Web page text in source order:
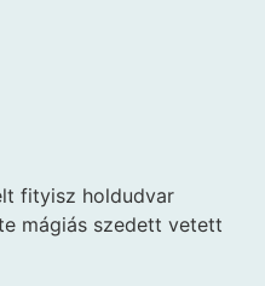
fityisz holdudvar
mágiás szedett vetett